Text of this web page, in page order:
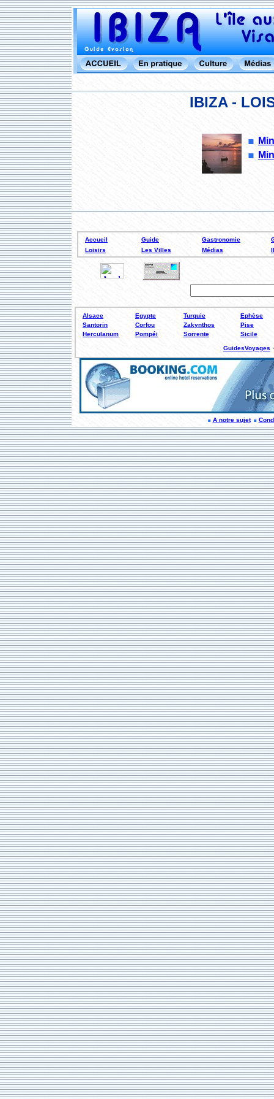
IBIZA -
Accueil Guide Gastronomie
Loisirs
Les Villes Médias
Alsace Egypte Turquie
Ephèse
Santorin
Corfou Zakynthos
Pise
Herculanum
Pompéi Sorrente Sicile
GuidesVoyages
A notre sujet